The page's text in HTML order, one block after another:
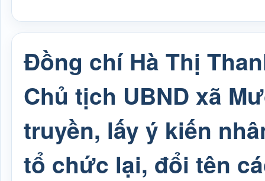
Đồng chí Hà Thị
Chủ tịch UBND xã
truyền, lấy ý kiến
tổ chức lại, đổi tên